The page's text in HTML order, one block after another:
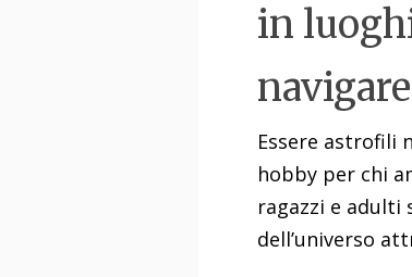
in
Essere astrofili
hobby per chi
ragazzi e adulti
dell’universo